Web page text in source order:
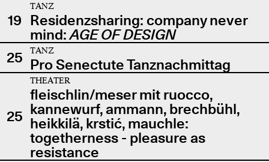
19
TANZ
Residenzsharing: company never
mind:AGE OF DESIGN
25
TANZ
Pro Senectute Tanznachmittag
25
THEATER
fleischlin/meser mit ruocco,
kannewurf, ammann, brechbühl,
heikkilä, krstić, mauchle:
togetherness - pleasure as
resistance